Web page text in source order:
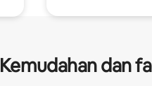
Kemudahan dan